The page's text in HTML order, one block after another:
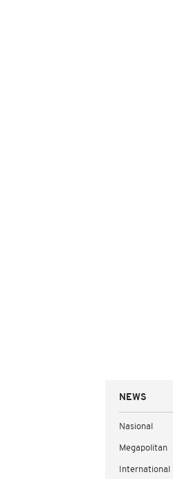
NEWS
Nasional
Megapolitan
International